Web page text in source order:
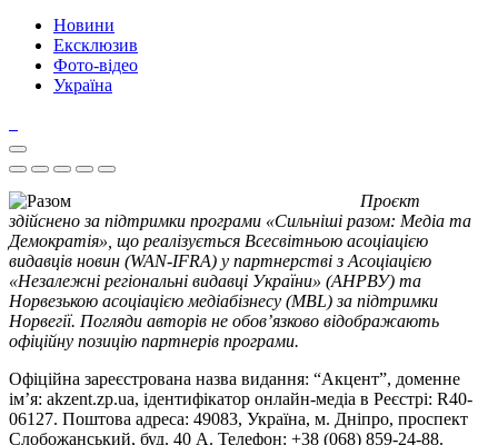
Новини
Ексклюзив
Фото-відео
Україна
Проєкт
здійснено за підтримки програми «Сильніші разом: Медіа та
Демократія», що реалізується Всесвітньою асоціацією
видавців новин (WAN-IFRA) у партнерстві з Асоціацією
«Незалежні регіональні видавці України» (АНРВУ) та
Норвезькою асоціацією медіабізнесу (MBL) за підтримки
Норвегії. Погляди авторів не обов’язково відображають
офіційну позицію партнерів програми.
Офіційна зареєстрована назва видання: “Акцент”, доменне
ім’я: akzent.zp.ua, ідентифікатор онлайн-медіа в Реєстрі: R40-
06127. Поштова адреса: 49083, Україна, м. Дніпро, проспект
Слобожанський, буд. 40 А. Телефон: +38 (068) 859-24-88.